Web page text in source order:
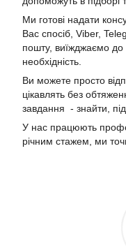
Ми готові надати
Вас спосіб, Viber,
пошту, виїжджаємо до
необхідність.
Ви можете просто
цікавлять без
завдання - знайти,
У нас працюють
річним стажем, ми